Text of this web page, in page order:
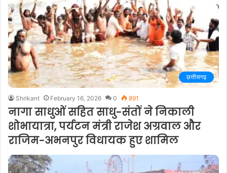
छत्तीसगढ़
Shrikant February 16, 2026 0 891
नागा साधुओं सहित साधु-संतों ने निकाली
शोभायात्रा, पर्यटन मंत्री राजेश अग्रवाल और
राजिम-अभनपुर विधायक हुए शामिल